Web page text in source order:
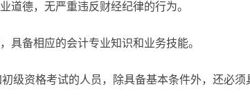
道德，无严重违反财经纪律的行为。
具备相应的会计专业知识和业务技能。
初级资格考试的人员，除具备基本条件外，还必